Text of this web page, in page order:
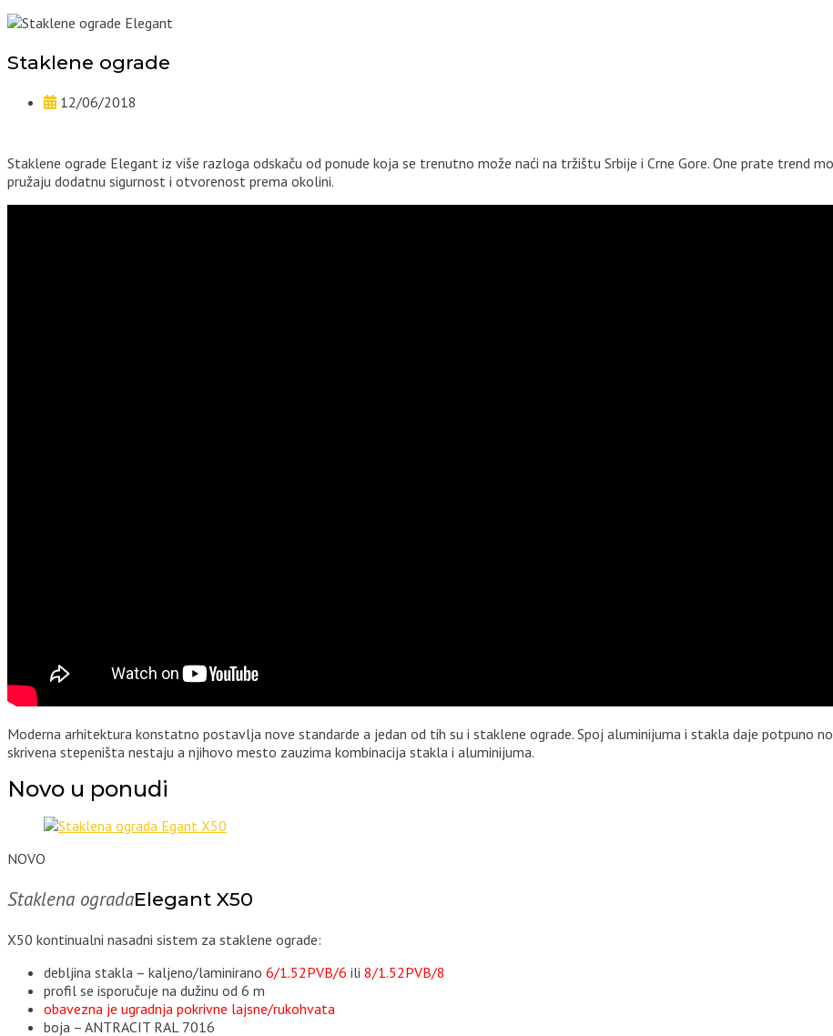
Staklene ograde
12/06/2018
Staklene ograde Elegant iz više razloga odskaču od ponude koja se trenutno može naći na tržištu Srbije i Crne Gore. One prate trend
pružaju dodatnu sigurnost i otvorenost prema okolini.
Moderna arhitektura konstatno postavlja nove standarde a jedan od tih su i staklene ograde. Spoj aluminijuma i stakla daje potpuno
skrivena stepeništa nestaju a njihovo mesto zauzima kombinacija stakla i aluminijuma.
Novo u ponudi
NOVO
Staklena ogradaElegant X50
X50 kontinualni nasadni sistem za staklene ograde:
debljina stakla – kaljeno/laminirano 6/1.52PVB/6 ili 8/1.52PVB/8
profil se isporučuje na dužinu od 6 m
obavezna je ugradnja pokrivne lajsne/rukohvata
boja – ANTRACIT RAL 7016